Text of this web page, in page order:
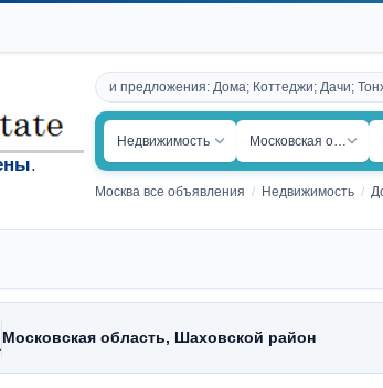
.
и предложения: Дома; Коттеджи; Дачи;
Недвижимость Московская обл.
Москва все объявления Недвижимость
Московская область, Шаховской район